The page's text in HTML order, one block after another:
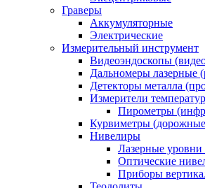
Граверы
Аккумуляторные
Электрические
Измерительный инструмент
Видеоэндоскопы
Дальномеры лазерные
Детекторы металла
Измерители
Пирометры
Курвиметры (дорожные
Нивелиры
Лазерные
Оптические
Приборы